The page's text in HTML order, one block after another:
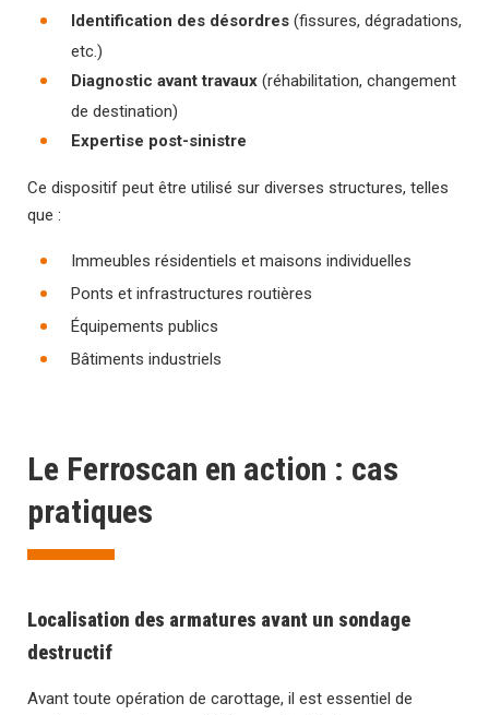
Identification des désordres (fissures, dégradations,
etc.)
Diagnostic avant travaux (réhabilitation, changement
de destination)
Expertise post-sinistre
Ce dispositif peut être utilisé sur diverses structures, telles
que :
Immeubles résidentiels et maisons individuelles
Ponts et infrastructures routières
Équipements publics
Bâtiments industriels
Le Ferroscan en action : cas
pratiques
Localisation des armatures avant un sondage
destructif
Avant toute opération de carottage, il est essentiel de